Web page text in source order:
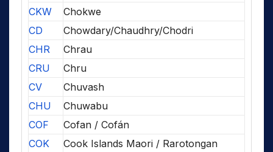
CKW
Chokwe
CD
Chowdary/Chaudhry/Chodri
CHR
Chrau
CRU
Chru
CV
Chuvash
CHU
Chuwabu
COF
Cofan / Cofán
COK
Cook Islands Maori / Rarotongan